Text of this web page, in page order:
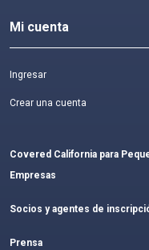
Mi cuenta
Ingresar
Crear una cuenta
Covered California para
Empresas
Socios y agentes de
Prensa